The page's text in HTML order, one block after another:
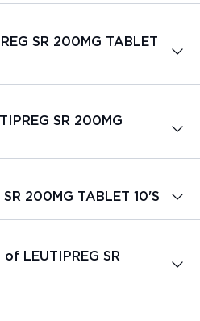
SR 200MG TABLET
SR 200MG
200MG TABLET 10'S
LEUTIPREG SR